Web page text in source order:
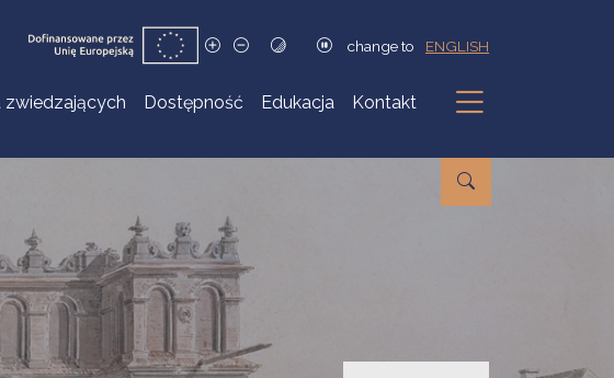
change to ENGLISH
zwiedzających Dostępność Edukacja Kontakt
Podmenu